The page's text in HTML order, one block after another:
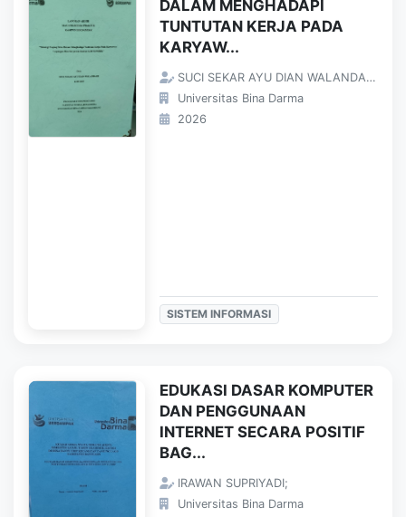
DALAM MENGHADAPI
TUNTUTAN KERJA PADA
KARYAW...
SUCI SEKAR AYU DIAN WALANDARI;
Universitas Bina Darma
2026
SISTEM INFORMASI
EDUKASI DASAR KOMPUTER
DAN PENGGUNAAN
INTERNET SECARA POSITIF
BAG...
IRAWAN SUPRIYADI;
Universitas Bina Darma